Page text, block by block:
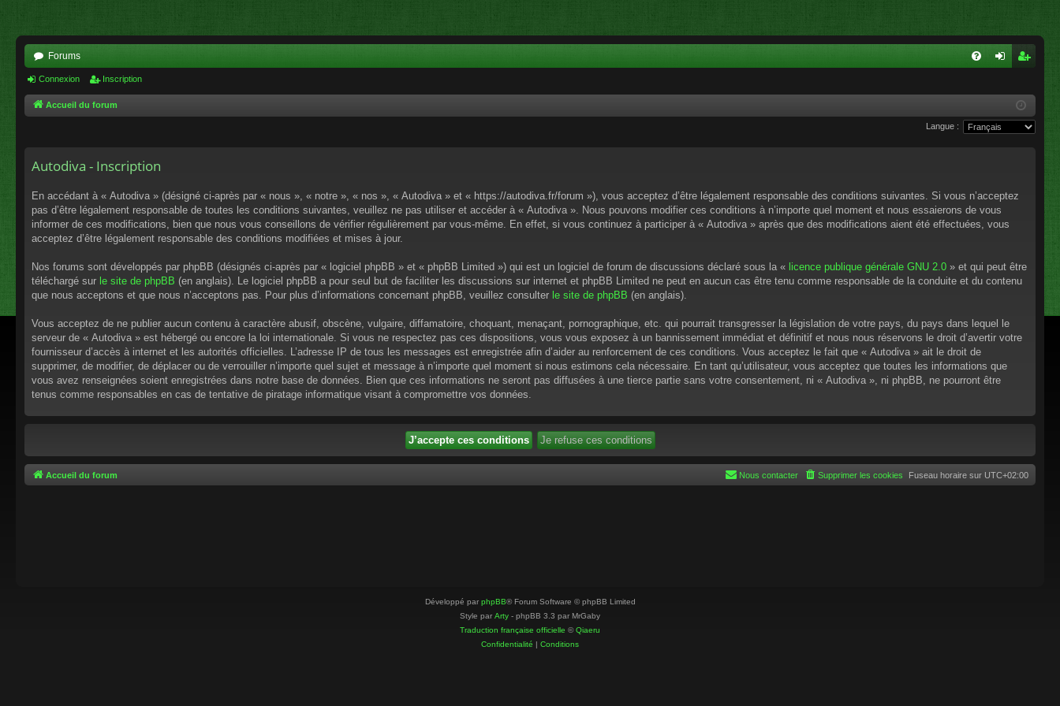
Forums
xi
cri
pti
Connexion Inscription
Accueil du forum
Langue :
Autodiva - Inscription
En accédant à « Autodiva » (désigné ci-après par « nous », « notre », « nos », « Autodiva » et « https://autodiva.fr/forum »), vous acceptez d’être légalement responsable des conditions suivantes. Si vous n’acceptez
pas d’être légalement responsable de toutes les conditions suivantes, veuillez ne pas utiliser et accéder à « Autodiva ». Nous pouvons modifier ces conditions à n’importe quel moment et nous essaierons de vous
informer de ces modifications, bien que nous vous conseillons de vérifier régulièrement par vous-même. En effet, si vous continuez à participer à « Autodiva » après que des modifications aient été effectuées, vous
acceptez d’être légalement responsable des conditions modifiées et mises à jour.
Nos forums sont développés par phpBB (désignés ci-après par « logiciel phpBB » et « phpBB Limited ») qui est un logiciel de forum de discussions déclaré sous la « licence publique générale GNU 2.0 » et qui peut être
téléchargé sur le site de phpBB (en anglais). Le logiciel phpBB a pour seul but de faciliter les discussions sur internet et phpBB Limited ne peut en aucun cas être tenu comme responsable de la conduite et du contenu
que nous acceptons et que nous n’acceptons pas. Pour plus d’informations concernant phpBB, veuillez consulter le site de phpBB (en anglais).
Vous acceptez de ne publier aucun contenu à caractère abusif, obscène, vulgaire, diffamatoire, choquant, menaçant, pornographique, etc. qui pourrait transgresser la législation de votre pays, du pays dans lequel le
serveur de « Autodiva » est hébergé ou encore la loi internationale. Si vous ne respectez pas ces dispositions, vous vous exposez à un bannissement immédiat et définitif et nous nous réservons le droit d’avertir votre
fournisseur d’accès à internet et les autorités officielles. L’adresse IP de tous les messages est enregistrée afin d’aider au renforcement de ces conditions. Vous acceptez le fait que « Autodiva » ait le droit de
supprimer, de modifier, de déplacer ou de verrouiller n’importe quel sujet et message à n’importe quel moment si nous estimons cela nécessaire. En tant qu’utilisateur, vous acceptez que toutes les informations que
vous avez renseignées soient enregistrées dans notre base de données. Bien que ces informations ne seront pas diffusées à une tierce partie sans votre consentement, ni « Autodiva », ni phpBB, ne pourront être
tenus comme responsables en cas de tentative de piratage informatique visant à compromettre vos données.
Accueil du forum Fuseau horaire sur UTC+02:00
Supprimer les cookies
Nous contacter
Développé par phpBB® Forum Software © phpBB Limited
Style par Arty - phpBB 3.3 par MrGaby
Traduction française officielle ©Qiaeru
Confidentialité | Conditions